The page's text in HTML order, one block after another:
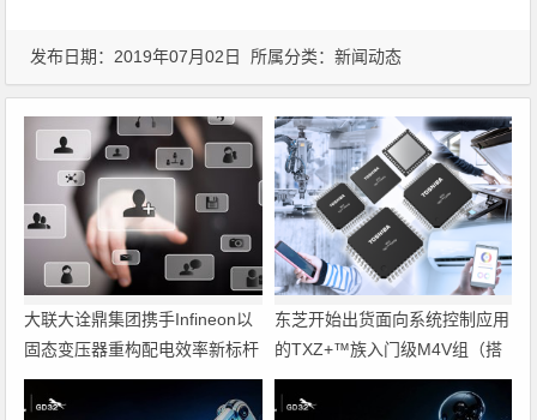
发布日期：2019年07月02日 所属分类：新闻动态
大联大诠鼎集团携手Infineon以
固态变压器重构配电效率新标杆
东芝开始出货面向系统控制应用
的TXZ+™族入门级M4V组（搭
载Arm Cortex‑M4内核的标准微
控制器）工程样品